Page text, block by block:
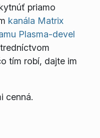
priamo
kanála Matrix
Plasma-devel
tím robí, dajte im
cenná.